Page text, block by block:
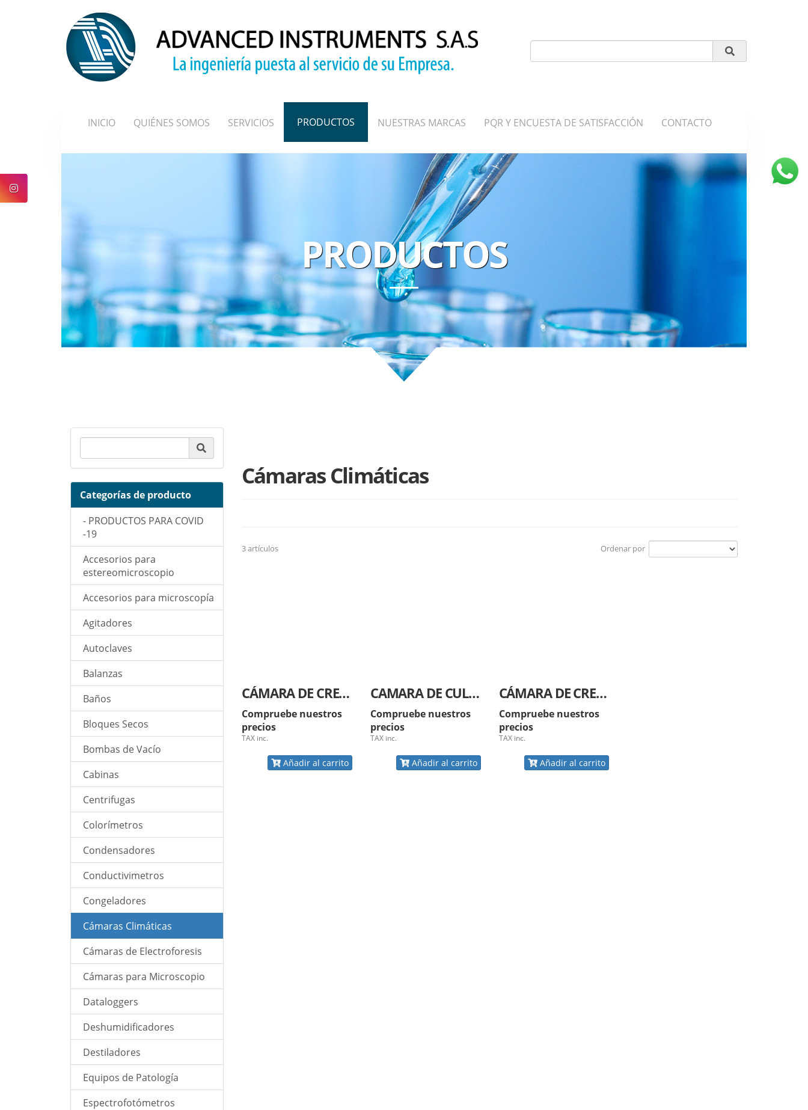
Product Search
INICIO QUIÉNES SOMOS SERVICIOS PRODUCTOS NUESTRAS MARCAS PQR Y ENCUESTA DE SATISFACCIÓN CONTACTO
PRODUCTOS
Product Search
Categorías de producto
- PRODUCTOS PARA COVID
-19
Accesorios para
estereomicroscopio
Accesorios para microscopía
Agitadores
Autoclaves
Balanzas
Baños
Bloques Secos
Bombas de Vacío
Cabinas
Centrifugas
Colorímetros
Condensadores
Conductivimetros
Congeladores
Cámaras Climáticas
Cámaras de Electroforesis
Cámaras para Microscopio
Dataloggers
Deshumidificadores
Destiladores
Equipos de Patología
Espectrofotómetros
Cámaras Climáticas
Ordenar por
3 artículos
CÁMARA DE CRECIMIENTO VEGETAL, MARCA LABTECH
Compruebe nuestros
precios
TAX inc.
Añadir al carrito
CAMARA DE CULTIVO, MARCA LABTECH
Compruebe nuestros
precios
TAX inc.
Añadir al carrito
CÁMARA DE CRECIMIENTO MULTIPLE, MARCA LABTECH
Compruebe nuestros
precios
TAX inc.
Añadir al carrito